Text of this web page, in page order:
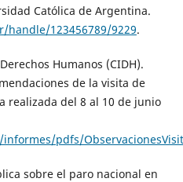
Católica de Argentina.
123456789/9229.
Humanos (CIDH).
de la visita de
realizada del 8 al 10 de junio
pdfs/
sobre el paro nacional en